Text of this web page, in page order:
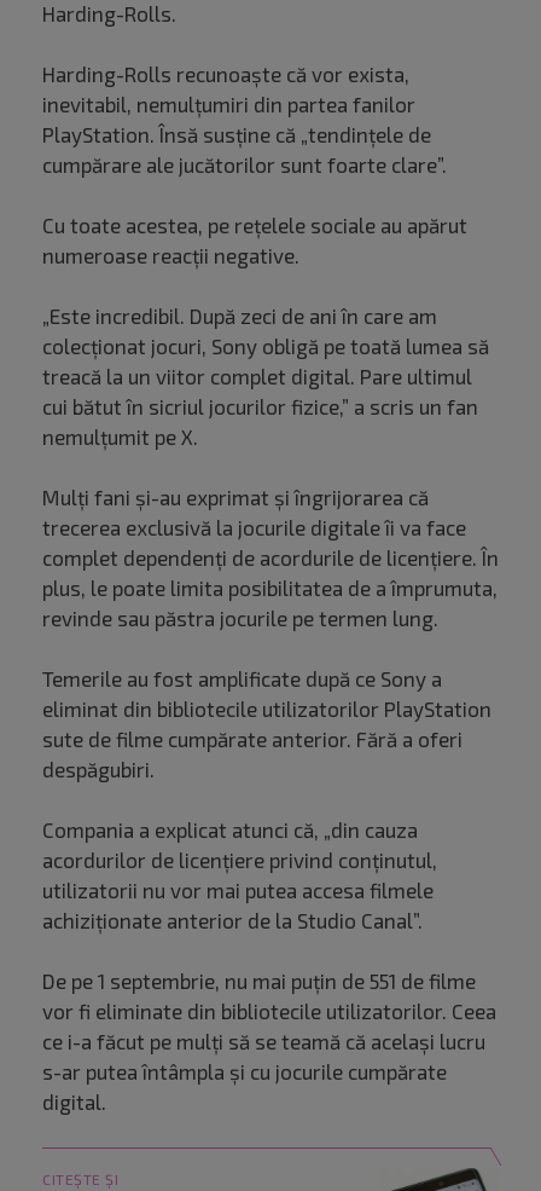
Harding-Rolls.
Harding-Rolls recunoaște că vor exista,
inevitabil, nemulțumiri din partea fanilor
PlayStation. Însă susține că „tendințele de
cumpărare ale jucătorilor sunt foarte clare”.
Cu toate acestea, pe rețelele sociale au apărut
numeroase reacții negative.
„Este incredibil. După zeci de ani în care am
colecționat jocuri, Sony obligă pe toată lumea să
treacă la un viitor complet digital. Pare ultimul
cui bătut în sicriul jocurilor fizice,” a scris un fan
nemulțumit pe X.
Mulți fani și-au exprimat și îngrijorarea că
trecerea exclusivă la jocurile digitale îi va face
complet dependenți de acordurile de licențiere. În
plus, le poate limita posibilitatea de a împrumuta,
revinde sau păstra jocurile pe termen lung.
Temerile au fost amplificate după ce Sony a
eliminat din bibliotecile utilizatorilor PlayStation
sute de filme cumpărate anterior. Fără a oferi
despăgubiri.
Compania a explicat atunci că, „din cauza
acordurilor de licențiere privind conținutul,
utilizatorii nu vor mai putea accesa filmele
achiziționate anterior de la Studio Canal”.
De pe 1 septembrie, nu mai puțin de 551 de filme
vor fi eliminate din bibliotecile utilizatorilor. Ceea
ce i-a făcut pe mulți să se teamă că același lucru
s-ar putea întâmpla și cu jocurile cumpărate
digital.
CITEȘTE ȘI